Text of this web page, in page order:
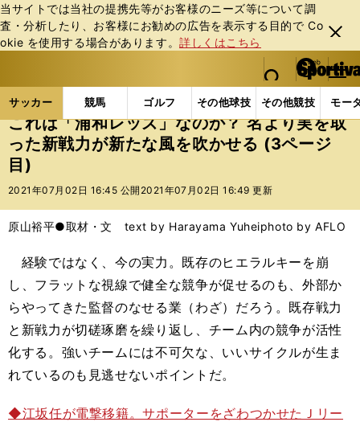
当サイトでは当社の提携先等がお客様のニーズ等について調
査・分析したり、お客様にお勧めの広告を表⽰する⽬的で Co
okie を使⽤する場合があります。詳しくはこちら
閉じ
る
web Sportiva (webスポルティーバ)
検索
マイペ
ー
ジ
メニュ
サッカー 競馬 ゴルフ その他球技 その他競技 モー
ス
ポ
ル
テ
ー
バ
サッカーの記事一覧 Jリーグ他 Jリーグ これは
これは「浦和レッズ」なのか？ 名より実を取
った新戦力が新たな風を吹かせる (3ページ
目)
2021年07月02日 16:45 公開 2021年07月02日 16:49 更新
原山裕平●取材・文 text by Harayama Yuheiphoto by AFLO
経験ではなく、今の実力。既存のヒエラルキーを崩
し、フラットな視線で健全な競争が促せるのも、外部か
らやってきた監督のなせる業（わざ）だろう。既存戦力
と新戦力が切磋琢磨を繰り返し、チーム内の競争が活性
化する。強いチームには不可欠な、いいサイクルが生ま
れているのも見逃せないポイントだ。
◆江坂任が電撃移籍。サポーターをざわつかせたＪリー